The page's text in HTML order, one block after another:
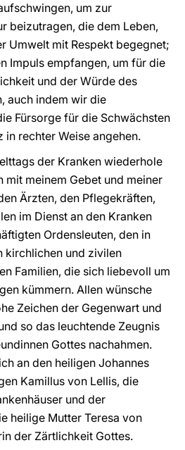
um zur
beizutragen, die dem Leben,
Umwelt mit Respekt begegnet;
Impuls empfangen, um für die
und der Würde des
auch indem wir die
Fürsorge für die Schwächsten
in rechter Weise angehen.
der Kranken wiederhole
mit meinem Gebet und meiner
Ärzten, den Pflegekräften,
im Dienst an den Kranken
Ordensleuten, den in
kirchlichen und zivilen
Familien, die sich liebevoll um
kümmern. Allen wünsche
Zeichen der Gegenwart und
so das leuchtende Zeugnis
Gottes nachahmen.
an den heiligen Johannes
Kamillus von Lellis, die
und der
heilige Mutter Teresa von
der Zärtlichkeit Gottes.